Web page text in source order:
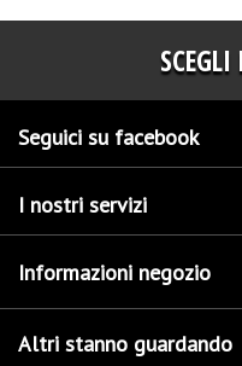
Seguici su facebook
I nostri servizi
Informazioni negozio
Altri stanno guardando